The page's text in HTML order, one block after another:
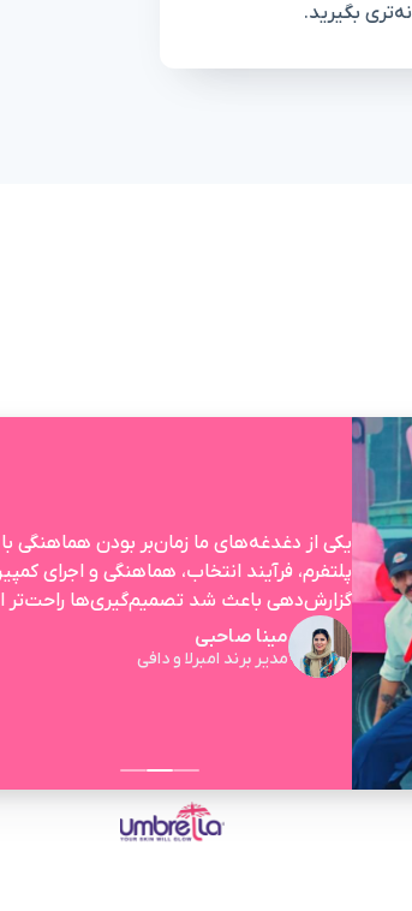
بگیرید.
یکی از دغدغه‌های ما زمان‌بر بودن هماهنگی با
پلتفرم، فرآیند انتخاب، هماهنگی و اجرای
گزارش‌دهی باعث شد تصمیم‌گیری‌ها راحت‌تر
مینا صاحبی
مدیر برند امبرلا و‌ دافی